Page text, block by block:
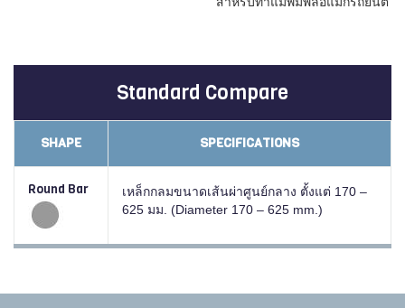
Standard Compare
SHAPE SPECIFICATIONS
Round Bar
เหล็กกลมขนาดเส้นผ่าศูนย์กลาง ตั้งแต่ 170 –
625 มม. (Diameter 170 – 625 mm.)